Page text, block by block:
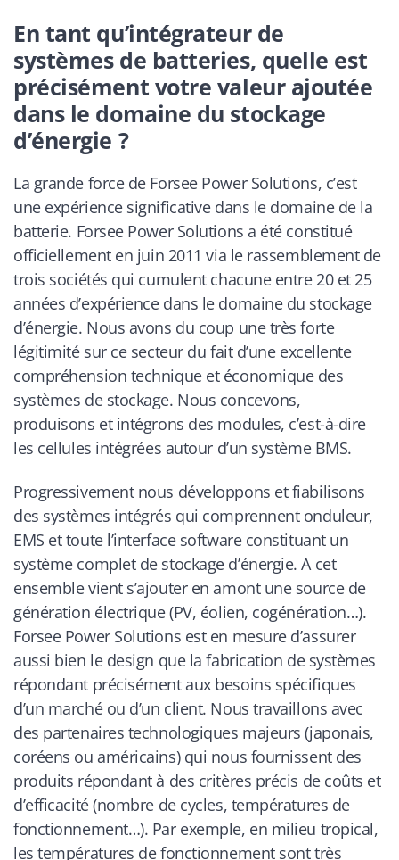
En tant qu’intégrateur de
systèmes de batteries, quelle est
précisément votre valeur ajoutée
dans le domaine du stockage
d’énergie ?
La grande force de Forsee Power Solutions, c’est
une expérience significative dans le domaine de la
batterie. Forsee Power Solutions a été constitué
officiellement en juin 2011 via le rassemblement de
trois sociétés qui cumulent chacune entre 20 et 25
années d’expérience dans le domaine du stockage
d’énergie. Nous avons du coup une très forte
légitimité sur ce secteur du fait d’une excellente
compréhension technique et économique des
systèmes de stockage. Nous concevons,
produisons et intégrons des modules, c’est-à-dire
les cellules intégrées autour d’un système BMS.
Progressivement nous développons et fiabilisons
des systèmes intégrés qui comprennent onduleur,
EMS et toute l’interface software constituant un
système complet de stockage d’énergie. A cet
ensemble vient s’ajouter en amont une source de
génération électrique (PV, éolien, cogénération…).
Forsee Power Solutions est en mesure d’assurer
aussi bien le design que la fabrication de systèmes
répondant précisément aux besoins spécifiques
d’un marché ou d’un client. Nous travaillons avec
des partenaires technologiques majeurs (japonais,
coréens ou américains) qui nous fournissent des
produits répondant à des critères précis de coûts et
d’efficacité (nombre de cycles, températures de
fonctionnement…). Par exemple, en milieu tropical,
les températures de fonctionnement sont très